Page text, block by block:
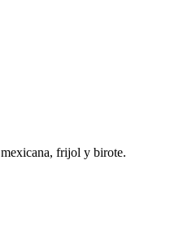
frijol y birote.